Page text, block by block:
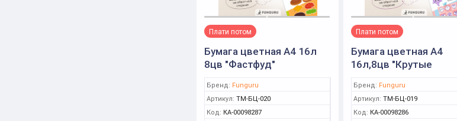
Плати потом
Бумага цветная А4 16л
8цв "Фастфуд"
(Funguru)
Бренд: Funguru
Артикул: ТМ-БЦ-020
Код: КА-00098287
Плати потом
Бумага цветная А4
16л,8цв "Крутые
двусторонн,немелов
(Funguru)
Бренд: Funguru
Артикул: ТМ-БЦ-019
Код: КА-00098286